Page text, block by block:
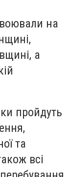
на
а
пройдуть
та
всі